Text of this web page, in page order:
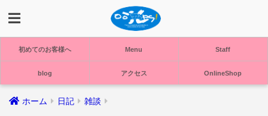
初めてのお客様へ Menu Staff
blog アクセス OnlineShop
ホーム 日記 雑談